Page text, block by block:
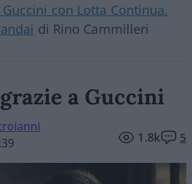
con Lotta Continua.
di Rino Cammilleri
a Guccini
1.8k 5